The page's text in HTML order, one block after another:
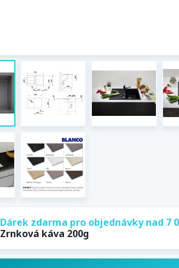
Dárek zdarma pro objednávky nad 7
Zrnková káva 200g